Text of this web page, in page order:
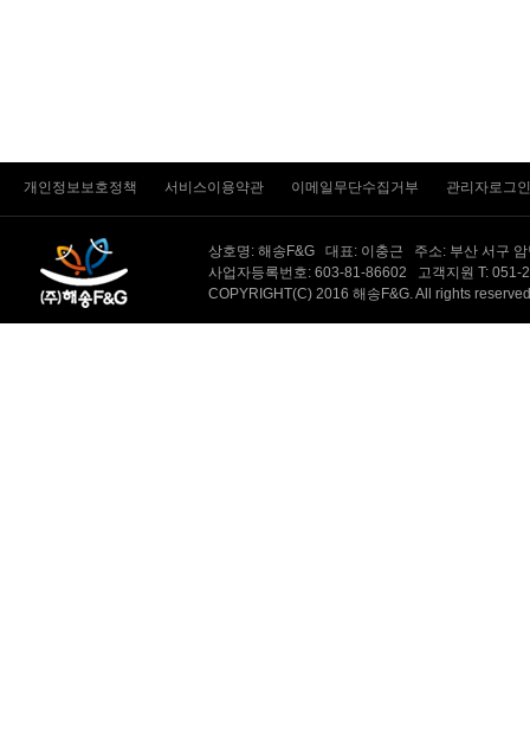
개인정보보호정책 서비스이용약관 이메일무단수집거부 관리자로그인
상호명: 해송F&G 대표: 이충근 주소: 부산 서구
사업자등록번호: 603-81-86602 고객지원 T:
COPYRIGHT(C) 2016 해송F&G. All rights